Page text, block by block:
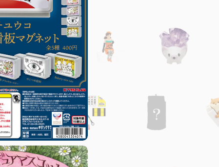
はしもとみお
水族館・動物園
作家・キャラクター